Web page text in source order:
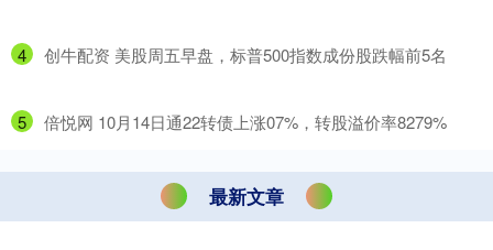
4 ​创牛配资 美股周五早盘，标普500指数成份股跌幅前5名
5 ​倍悦网 10月14日通22转债上涨07%，转股溢价率8279%
最新文章